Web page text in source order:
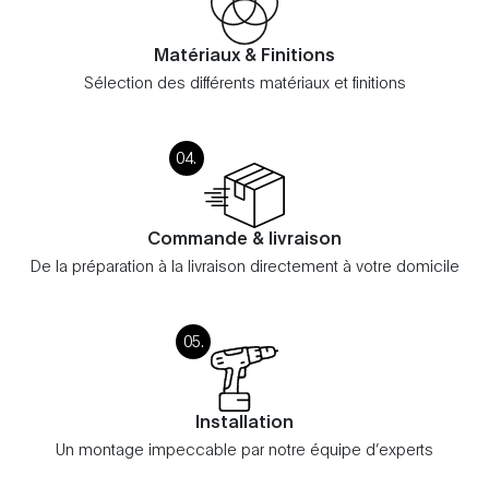
Matériaux & Finitions
Sélection des différents matériaux et finitions
Commande & livraison
De la préparation à la livraison directement à votre domicile
Installation
Un montage impeccable par notre équipe d’experts